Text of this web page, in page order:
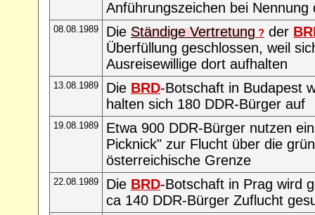
Anführungszeichen bei Nennung
08.08.1989 Die Ständige Vertretung ? der
Überfüllung geschlossen, weil
Ausreisewillige dort aufhalten
13.08.1989 Die BRD-Botschaft in Budapest
halten sich 180 DDR-Bürger auf
19.08.1989
Etwa 900 DDR-Bürger nutzen
Picknick" zur Flucht über die
österreichische Grenze
22.08.1989 Die BRD-Botschaft in Prag wird
ca 140 DDR-Bürger Zuflucht